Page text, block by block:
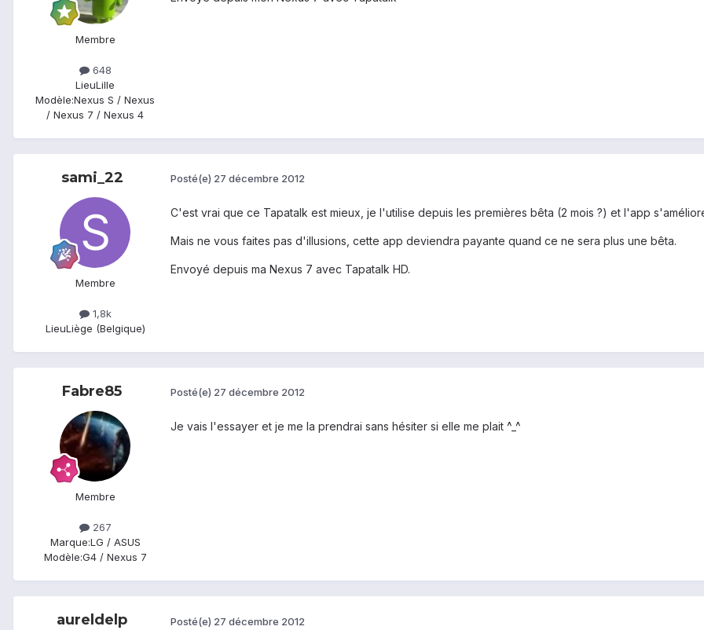
Membre
648
LieuLille
Modèle:Nexus S / Nexus
/ Nexus 7 / Nexus 4
sami_22
Membre
1,8k
LieuLiège (Belgique)
Posté(e) 27 décembre 2012
C'est vrai que ce Tapatalk est mieux, je l'utilise depuis les premières bêta (2 mois ?) et l'app
Mais ne vous faites pas d'illusions, cette app deviendra payante quand ce ne sera plus une bêta.
Envoyé depuis ma Nexus 7 avec Tapatalk HD.
Fabre85
Membre
267
Marque:LG / ASUS
Modèle:G4 / Nexus 7
Posté(e) 27 décembre 2012
Je vais l'essayer et je me la prendrai sans hésiter si elle me plait ^_^
aureldelp Posté(e) 27 décembre 2012